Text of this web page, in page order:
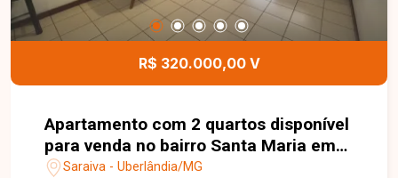
das regiões que mais crescem em Uberlândia.
Entre em contato e agende sua visita!
R$ 320.000,00 V
Apartamento com 2 quartos disponível
para venda no bairro Santa Maria em
Uberlândia-MG
Saraiva - Uberlândia/MG